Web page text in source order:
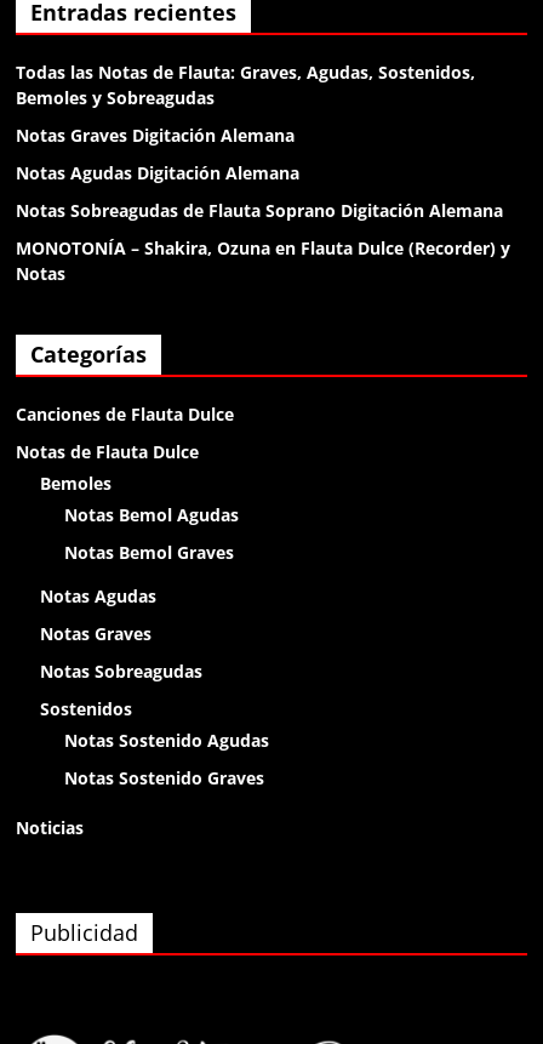
Anónimo138188
Anónimo138188
Anónimo138188
buenas
holaa
Anónimo138400
Anónimo138400
olaaa
Anónimo138400
olaaa
Anónimo139826
Entradas recientes
Todas las Notas de Flauta: Graves, Agudas, Sostenidos,
Bemoles y Sobreagudas
Notas Graves Digitación Alemana
Notas Agudas Digitación Alemana
Notas Sobreagudas de Flauta Soprano Digitación Alemana
MONOTONÍA – Shakira, Ozuna en Flauta Dulce (Recorder) y
Notas
Categorías
Canciones de Flauta Dulce
Notas de Flauta Dulce
Bemoles
Notas Bemol Agudas
Notas Bemol Graves
Notas Agudas
Notas Graves
Notas Sobreagudas
Sostenidos
Notas Sostenido Agudas
Notas Sostenido Graves
Noticias
Publicidad